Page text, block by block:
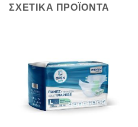
ΣΧΕΤΙΚΆ ΠΡΟΪΌΝΤΑ